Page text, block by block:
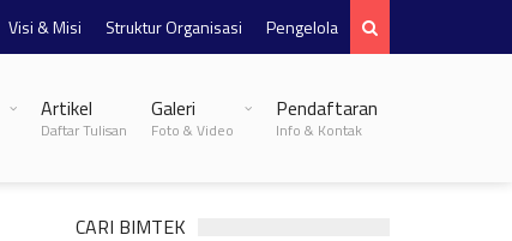
Visi & Misi Struktur Organisasi Pengelola
Artikel
Daftar Tulisan
Galeri
Foto & Video
Pendaftaran
Info & Kontak
CARI BIMTEK